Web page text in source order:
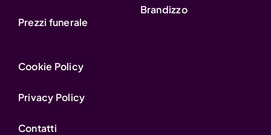
Prezzi funerale
Brandizzo
Cookie Policy
Privacy Policy
Contatti